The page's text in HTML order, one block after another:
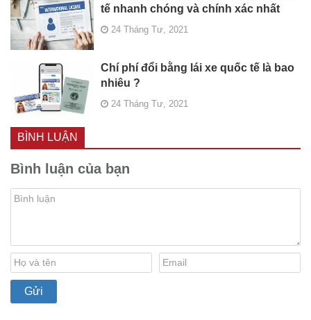
tế nhanh chóng và chính xác nhất
24 Tháng Tư, 2021
Chí phí đổi bằng lái xe quốc tế là bao
nhiêu ?
24 Tháng Tư, 2021
BÌNH LUẬN
Bình luận của bạn